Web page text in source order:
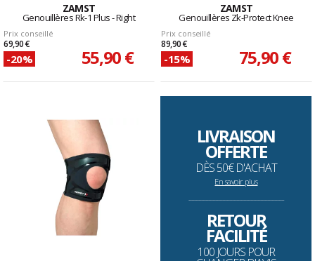
ZAMST
Genouillères Rk-1 Plus - Right
Prix conseillé
69,90 €
-20% 55,90 €
ZAMST
Genouillères Zk-Protect Knee
Prix conseillé
89,90 €
-15% 75,90 €
LIVRAISON
OFFERTE
DÈS 50€ D'ACHAT
En savoir plus
--------------------------------------------------------------------
RETOUR
FACILITÉ
100 JOURS POUR